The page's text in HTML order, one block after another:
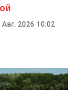
Авг. 2026 10:02